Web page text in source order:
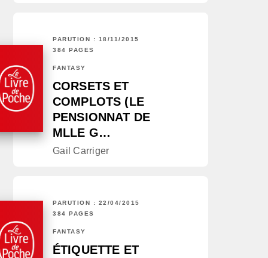
PARUTION : 18/11/2015
384 PAGES
FANTASY
CORSETS ET
COMPLOTS (LE
PENSIONNAT DE
MLLE G…
Gail Carriger
PARUTION : 22/04/2015
384 PAGES
FANTASY
ÉTIQUETTE ET